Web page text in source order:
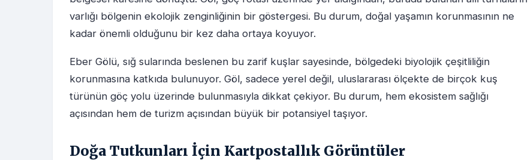
varlığı bölgenin ekolojik zenginliğinin bir göstergesi. Bu durum, doğal yaşamın korunmasının ne
kadar önemli olduğunu bir kez daha ortaya koyuyor.
Eber Gölü, sığ sularında beslenen bu zarif kuşlar sayesinde, bölgedeki biyolojik çeşitliliğin
korunmasına katkıda bulunuyor. Göl, sadece yerel değil, uluslararası ölçekte de birçok kuş
türünün göç yolu üzerinde bulunmasıyla dikkat çekiyor. Bu durum, hem ekosistem sağlığı
açısından hem de turizm açısından büyük bir potansiyel taşıyor.
Doğa Tutkunları İçin Kartpostallık Görüntüler